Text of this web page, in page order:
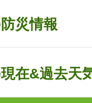
災情報
在&過去天